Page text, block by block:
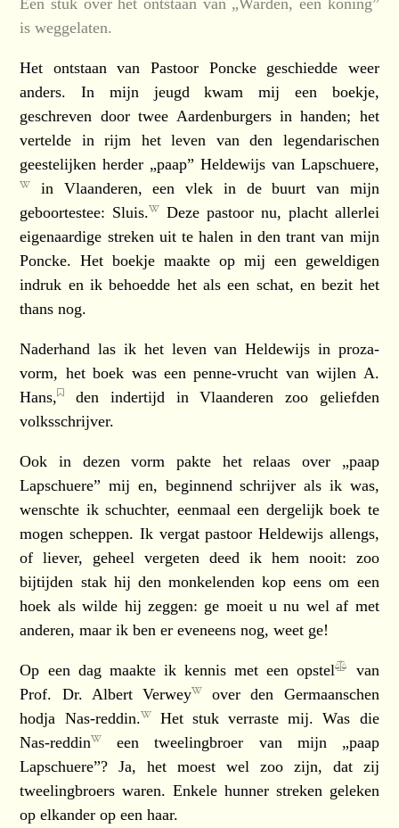
Een stuk over het ontstaan van „Warden, een koning”
is weggelaten.
Het ontstaan van Pastoor Poncke geschiedde weer
anders. In mijn jeugd kwam mij een boekje,
geschreven door twee Aardenburgers in handen; het
vertelde in rijm het leven van den legendarischen
geestelijken herder „paap” Heldewijs van Lapschuere,
in Vlaanderen, een vlek in de buurt van mijn
geboortestee: Sluis.
Deze pastoor nu, placht allerlei
eigenaardige streken uit te halen in den trant van mijn
Poncke. Het boekje maakte op mij een geweldigen
indruk en ik behoedde het als een schat, en bezit het
thans nog.
Naderhand las ik het leven van Heldewijs in proza-
vorm, het boek was een penne-vrucht van wijlen A.
Hans,
den indertijd in Vlaanderen zoo geliefden
volksschrijver.
Ook in dezen vorm pakte het relaas over „paap
Lapschuere” mij en, beginnend schrijver als ik was,
wenschte ik schuchter, eenmaal een dergelijk boek te
mogen scheppen. Ik vergat pastoor Heldewijs allengs,
of liever, geheel vergeten deed ik hem nooit: zoo
bijtijden stak hij den monkelenden kop eens om een
hoek als wilde hij zeggen: ge moeit u nu wel af met
anderen, maar ik ben er eveneens nog, weet ge!
Op een dag maakte ik kennis meteen opstel
van
Prof. Dr. Albert Verwey
over den Germaanschen
hodja Nas-reddin.
Het stuk verraste mij. Was die
Nas-reddin
een tweelingbroer van mijn „paap
Lapschuere”? Ja, het moest wel zoo zijn, dat zij
tweelingbroers waren. Enkele hunner streken geleken
op elkander op een haar.